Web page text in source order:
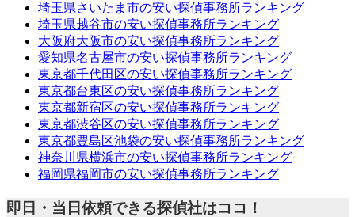
埼玉県さいたま市の安い探偵事務所ランキング
埼玉県越谷市の安い探偵事務所ランキング
大阪府大阪市の安い探偵事務所ランキング
愛知県名古屋市の安い探偵事務所ランキング
東京都千代田区の安い探偵事務所ランキング
東京都台東区の安い探偵事務所ランキング
東京都新宿区の安い探偵事務所ランキング
東京都渋谷区の安い探偵事務所ランキング
東京都豊島区池袋の安い探偵事務所ランキング
神奈川県横浜市の安い探偵事務所ランキング
福岡県福岡市の安い探偵事務所ランキング
即日・当日依頼できる探偵社はココ！